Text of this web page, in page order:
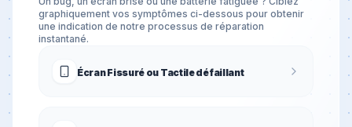
graphiquement vos symptômes ci-dessous pour obtenir
une indication de notre processus de réparation
instantané.
Écran Fissuré ou Tactile défaillant